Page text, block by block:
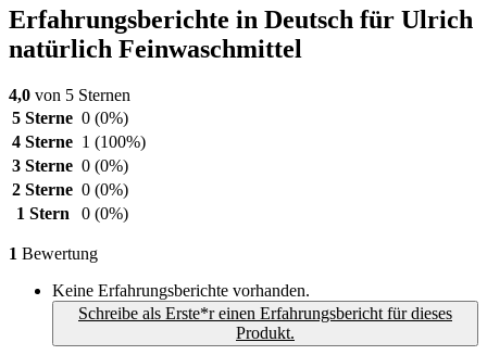
Erfahrungsberichte in Deutsch für Ulrich
natürlich Feinwaschmittel
4,0 von 5 Sternen
5 Sterne 0 (0%)
4 Sterne 1 (100%)
3 Sterne 0 (0%)
2 Sterne 0 (0%)
1 Stern
0 (0%)
1 Bewertung
Keine Erfahrungsberichte vorhanden.
Schreibe als Erste*r einen Erfahrungsbericht für dieses
Produkt.